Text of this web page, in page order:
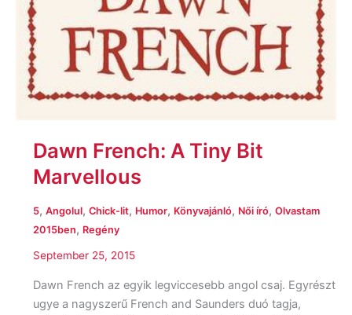
Dawn French: A Tiny Bit
Marvellous
5, Angolul, Chick-lit, Humor, Könyvajánló, Női író, Olvastam
2015ben, Regény
September 25, 2015
Dawn French az egyik legviccesebb angol csaj. Egyrészt
ugye a nagyszerű French and Saunders duó tagja,